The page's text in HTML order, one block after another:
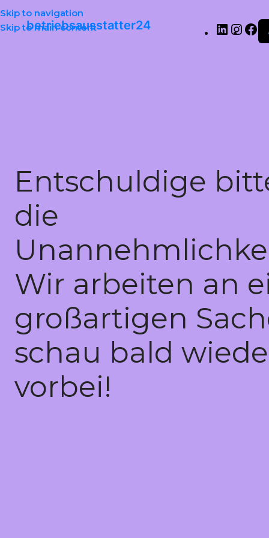
Skip to navigation
Skip to main content
betriebsausstatter24
Entschuldige
die
Wir arbeiten an
großartigen
schau bald
vorbei!